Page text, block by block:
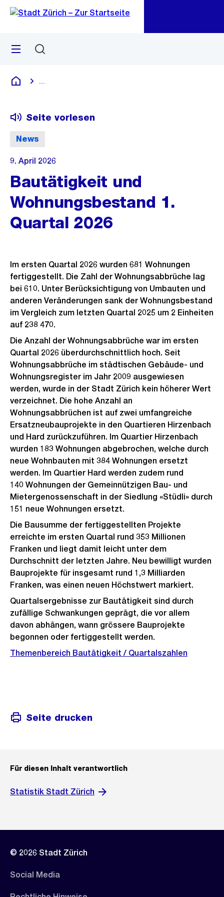
Navigation
Sprunglink
Menü
Deutsch
News
Seite vorlesen
9. April 2026
Bautätigkeit und
Wohnungsbestand 1.
Quartal 2026
Im ersten Quartal 2026 wurden 681 Wohnungen
fertiggestellt. Die Zahl der Wohnungsabbrüche lag
bei 610. Unter Berücksichtigung von Umbauten und
anderen Veränderungen sank der Wohnungsbestand
im Vergleich zum letzten Quartal 2025 um 2 Einheiten
auf 238 470.
Die Anzahl der Wohnungsabbrüche war im ersten
Quartal 2026 überdurchschnittlich hoch. Seit
Wohnungsabbrüche im städtischen Gebäude- und
Wohnungsregister im Jahr 2009 ausgewiesen
werden, wurde in der Stadt Zürich kein höherer Wert
verzeichnet. Die hohe Anzahl an
Wohnungsabbrüchen ist auf zwei umfangreiche
Ersatzneubauprojekte in den Quartieren Hirzenbach
und Hard zurückzuführen. Im Quartier Hirzenbach
wurden 183 Wohnungen abgebrochen, welche durch
neue Wohnbauten mit 384 Wohnungen ersetzt
werden. Im Quartier Hard werden zudem rund
140 Wohnungen der Gemeinnützigen Bau- und
Mietergenossenschaft in der Siedlung «Stüdli» durch
151 neue Wohnungen ersetzt.
Die Bausumme der fertiggestellten Projekte
erreichte im ersten Quartal rund 353 Millionen
Franken und liegt damit leicht unter dem
Durchschnitt der letzten Jahre. Neu bewilligt wurden
Bauprojekte für insgesamt rund 1,3 Milliarden
Franken, was einen neuen Höchstwert markiert.
Quartalsergebnisse zur Bautätigkeit sind durch
zufällige Schwankungen geprägt, die vor allem
davon abhängen, wann grössere Bauprojekte
begonnen oder fertiggestellt werden.
Themenbereich Bautätigkeit / Quartalszahlen
Seite drucken
Für diesen Inhalt verantwortlich
Statistik Stadt Zürich
© 2026 Stadt Zürich
Social Media